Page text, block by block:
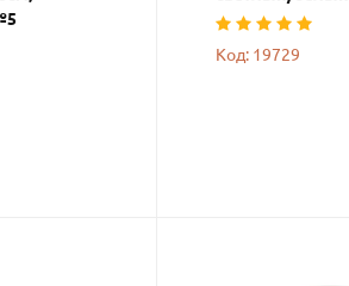
Код: 19729